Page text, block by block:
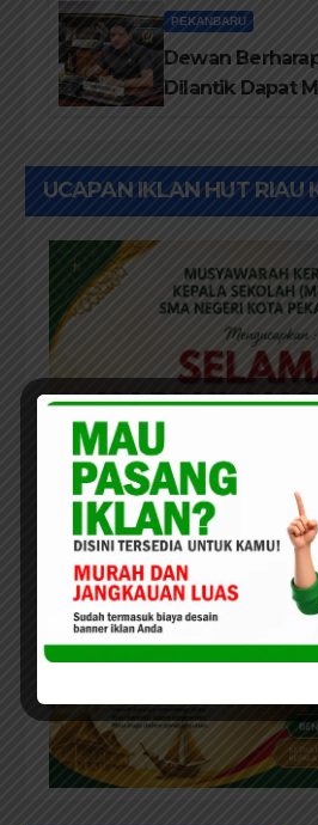
PEKANBARU
Dewan
Dilantik Dapat
UCAPAN IKLAN HUT RIAU